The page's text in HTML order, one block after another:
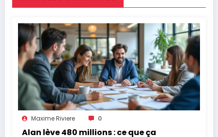
Maxime Riviere 0
Alan lève 480 millions : ce que ça